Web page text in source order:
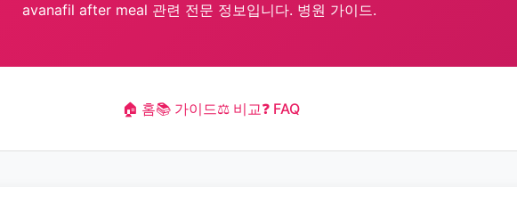
avanafil after meal 관련 전문 정보입니다. 병원 가이드.
🏠 홈📚 가이드⚖️ 비교❓ FAQ